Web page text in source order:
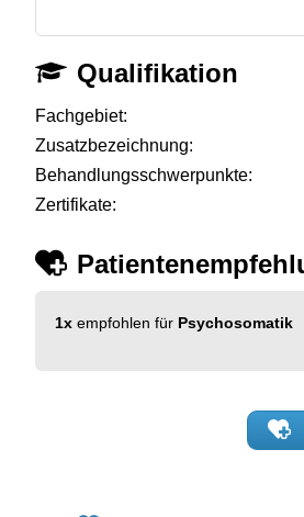
Qualifikation
Fachgebiet:
Zusatzbezeichnung:
Behandlungsschwerpunkte:
Zertifikate:
1x empfohlen für Psychosomatik